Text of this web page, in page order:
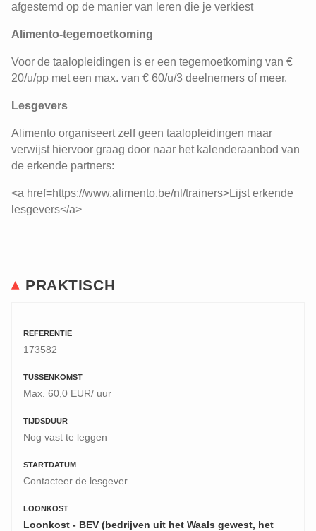
afgestemd op de manier van leren die je verkiest
Alimento-tegemoetkoming
Voor de taalopleidingen is er een tegemoetkoming van €
20/u/pp met een max. van € 60/u/3 deelnemers of meer.
Lesgevers
Alimento organiseert zelf geen taalopleidingen maar
verwijst hiervoor graag door naar het kalenderaanbod van
de erkende partners:
<a href=https://www.alimento.be/nl/trainers>Lijst erkende
lesgevers</a>
PRAKTISCH
REFERENTIE
173582
TUSSENKOMST
Max. 60,0 EUR/ uur
TIJDSDUUR
Nog vast te leggen
STARTDATUM
Contacteer de lesgever
LOONKOST
Loonkost - BEV (bedrijven uit het Waals gewest, het